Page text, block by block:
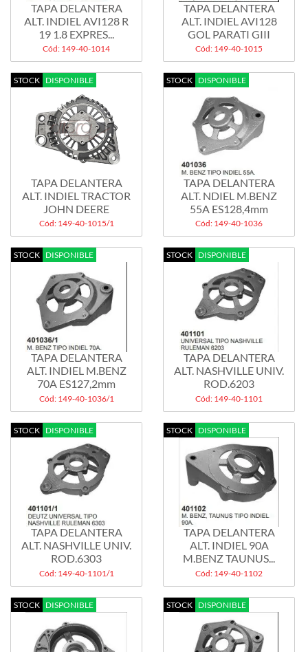
TAPA DELANTERA
ALT. INDIEL AVI128 R
19 1.8 EXPRES...
Cód: 149-40-1014
TAPA DELANTERA
ALT. INDIEL AVI128
GOL PARATI GIII
Cód: 149-40-1015
STOCK DISPONIBLE
TAPA DELANTERA
ALT. INDIEL TRACTOR
JOHN DEERE
Cód: 149-40-1015/1
STOCK DISPONIBLE
TAPA DELANTERA
ALT. NDIEL M.BENZ
55A ES128,4mm
Cód: 149-40-1036
STOCK DISPONIBLE
TAPA DELANTERA
ALT. INDIEL M.BENZ
70A ES127,2mm
Cód: 149-40-1036/1
STOCK DISPONIBLE
TAPA DELANTERA
ALT. NASHVILLE UNIV.
ROD.6203
Cód: 149-40-1101
STOCK DISPONIBLE
TAPA DELANTERA
ALT. NASHVILLE UNIV.
ROD.6303
Cód: 149-40-1101/1
STOCK DISPONIBLE
TAPA DELANTERA
ALT. INDIEL 90A
M.BENZ TAUNUS...
Cód: 149-40-1102
STOCK DISPONIBLE STOCK DISPONIBLE